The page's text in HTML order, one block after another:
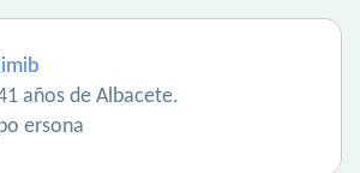
años de Albacete.
ersona